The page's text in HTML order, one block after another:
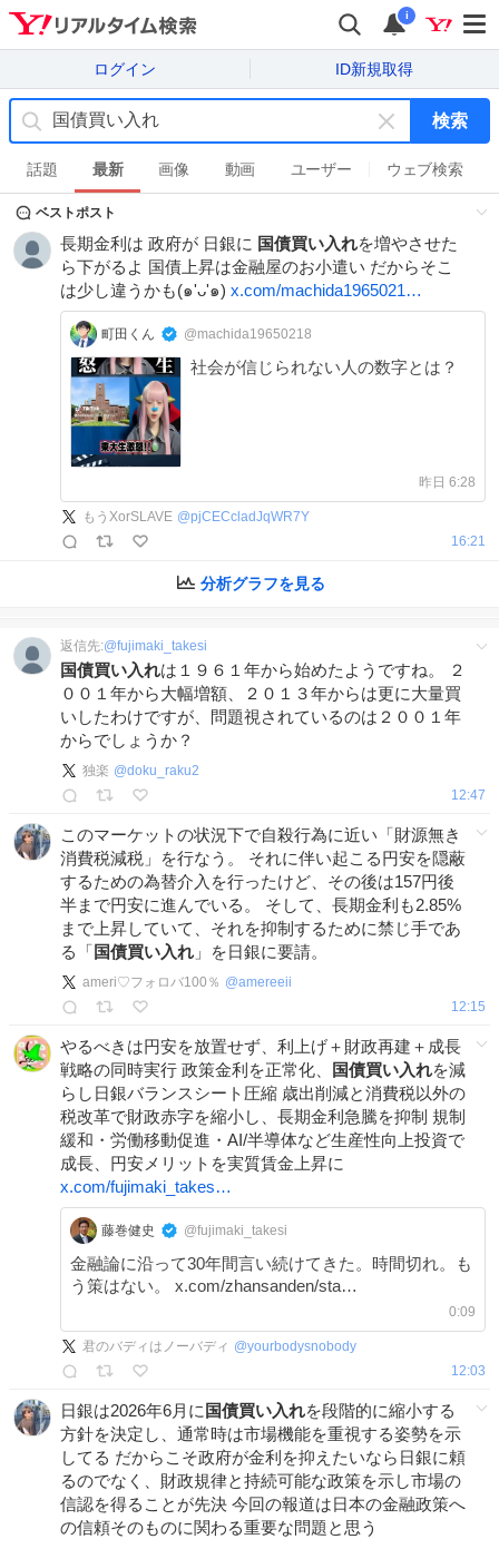
i
ログイン ID新規取得
キ
ー
ワ
ド
を
消
す
検索
話題 最新 画像 動画 ユーザー ウェブ検索
ベストポスト
長期金利は 政府が 日銀に 国債買い入れを増やさせた
ら下がるよ 国債上昇は金融屋のお小遣い だからそこ
は少し違うかも(๑'ᴗ'๑) x.com/machida1965021…
町田くん @machida19650218
社会が信じられない人の数字とは？
昨日 6:28
もうXorSLAVE @pjCECcladJqWR7Y
16:21
分析グラフを見る
返信先:@fujimaki_takesi
国債買い入れは１９６１年から始めたようですね。 ２
００１年から大幅増額、２０１３年からは更に大量買
いしたわけですが、問題視されているのは２００１年
からでしょうか？
独楽 @doku_raku2
12:47
このマーケットの状況下で自殺行為に近い「財源無き
消費税減税」を行なう。 それに伴い起こる円安を隠蔽
するための為替介入を行ったけど、その後は157円後
半まで円安に進んでいる。 そして、長期金利も2.85%
まで上昇していて、それを抑制するために禁じ手であ
る「国債買い入れ 」を日銀に要請。
ameri♡フォロバ100％ @amereeii
12:15
やるべきは円安を放置せず、利上げ＋財政再建＋成長
戦略の同時実行 政策金利を正常化、
国債買い入れを減
らし日銀バランスシート圧縮 歳出削減と消費税以外の
税改革で財政赤字を縮小し、長期金利急騰を抑制 規制
緩和・労働移動促進・AI/半導体など生産性向上投資で
成長、円安メリットを実質賃金上昇に
x.com/fujimaki_takes…
藤巻健史 @fujimaki_takesi
金融論に沿って30年間言い続けてきた。時間切れ。も
う策はない。 x.com/zhansanden/sta…
0:09
君のバディはノーバディ @yourbodysnobody
12:03
日銀は2026年6月に 国債買い入れを段階的に縮小する
方針を決定し、通常時は市場機能を重視する姿勢を示
してる だからこそ政府が金利を抑えたいなら日銀に頼
るのでなく、財政規律と持続可能な政策を示し市場の
信認を得ることが先決 今回の報道は日本の金融政策へ
の信頼そのものに関わる重要な問題と思う